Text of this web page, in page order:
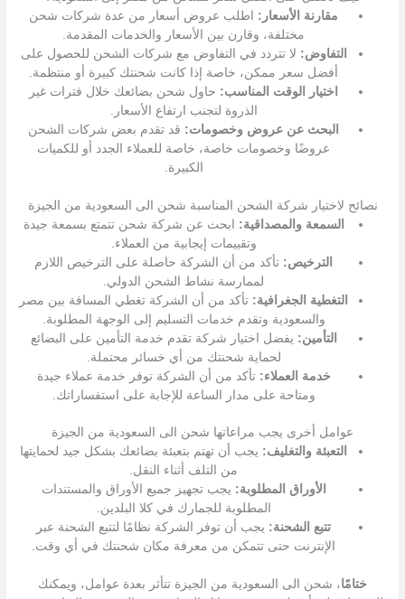
مقارنة الأسعار: اطلب عروض أسعار من عدة شركات شحن
مختلفة، وقارن بين الأسعار والخدمات المقدمة.
التفاوض: لا تتردد في التفاوض مع شركات الشحن للحصول على
أفضل سعر ممكن، خاصة إذا كانت شحنتك كبيرة أو منتظمة.
اختيار الوقت المناسب: حاول شحن بضائعك خلال فترات غير
الذروة لتجنب ارتفاع الأسعار.
البحث عن عروض وخصومات: قد تقدم بعض شركات الشحن
عروضًا وخصومات خاصة، خاصة للعملاء الجدد أو للكميات
الكبيرة.
نصائح لاختيار شركة الشحن المناسبة شحن الى السعودية من الجيزة
السمعة والمصداقية: ابحث عن شركة شحن تتمتع بسمعة جيدة
وتقييمات إيجابية من العملاء.
الترخيص: تأكد من أن الشركة حاصلة على الترخيص اللازم
لممارسة نشاط الشحن الدولي.
التغطية الجغرافية: تأكد من أن الشركة تغطي المسافة بين مصر
والسعودية وتقدم خدمات التسليم إلى الوجهة المطلوبة.
التأمين: يفضل اختيار شركة تقدم خدمة التأمين على البضائع
لحماية شحنتك من أي خسائر محتملة.
خدمة العملاء: تأكد من أن الشركة توفر خدمة عملاء جيدة
ومتاحة على مدار الساعة للإجابة على استفساراتك.
عوامل أخرى يجب مراعاتها شحن الى السعودية من الجيزة
التعبئة والتغليف: يجب أن تهتم بتعبئة بضائعك بشكل جيد لحمايتها
من التلف أثناء النقل.
الأوراق المطلوبة: يجب تجهيز جميع الأوراق والمستندات
المطلوبة للجمارك في كلا البلدين.
تتبع الشحنة: يجب أن توفر الشركة نظامًا لتتبع الشحنة عبر
الإنترنت حتى تتمكن من معرفة مكان شحنتك في أي وقت.
ختامًا، شحن الى السعودية من الجيزة تتأثر بعدة عوامل، ويمكنك